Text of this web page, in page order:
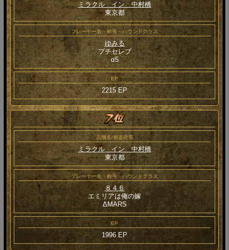
ミラクル イン 中村橋
東京都
プレーヤー名・称号・ハウンドクラス
ゆみる
プチセレブ
α5
EP
2215 EP
店舗名/都道府県
ミラクル イン 中村橋
東京都
プレーヤー名・称号・ハウンドクラス
８４６
エミリアは俺の嫁
ΔMARS
EP
1996 EP